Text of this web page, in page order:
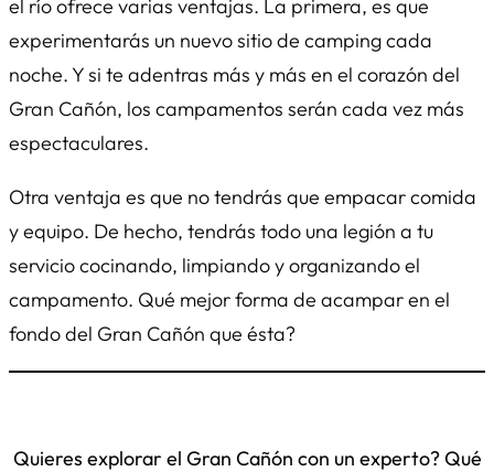
el río ofrece varias ventajas. La primera, es que
experimentarás un nuevo sitio de camping cada
noche. Y si te adentras más y más en el corazón del
Gran Cañón, los campamentos serán cada vez más
espectaculares.
Otra ventaja es que no tendrás que empacar comida
y equipo. De hecho, tendrás todo una legión a tu
servicio cocinando, limpiando y organizando el
campamento. Qué mejor forma de acampar en el
fondo del Gran Cañón que ésta?
Quieres explorar el Gran Cañón con un experto? Qué